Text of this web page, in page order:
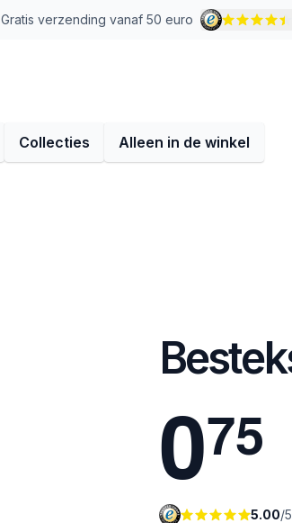
Gratis verzending vanaf 50 euro
Collecties Alleen in de winkel
075
5.00/